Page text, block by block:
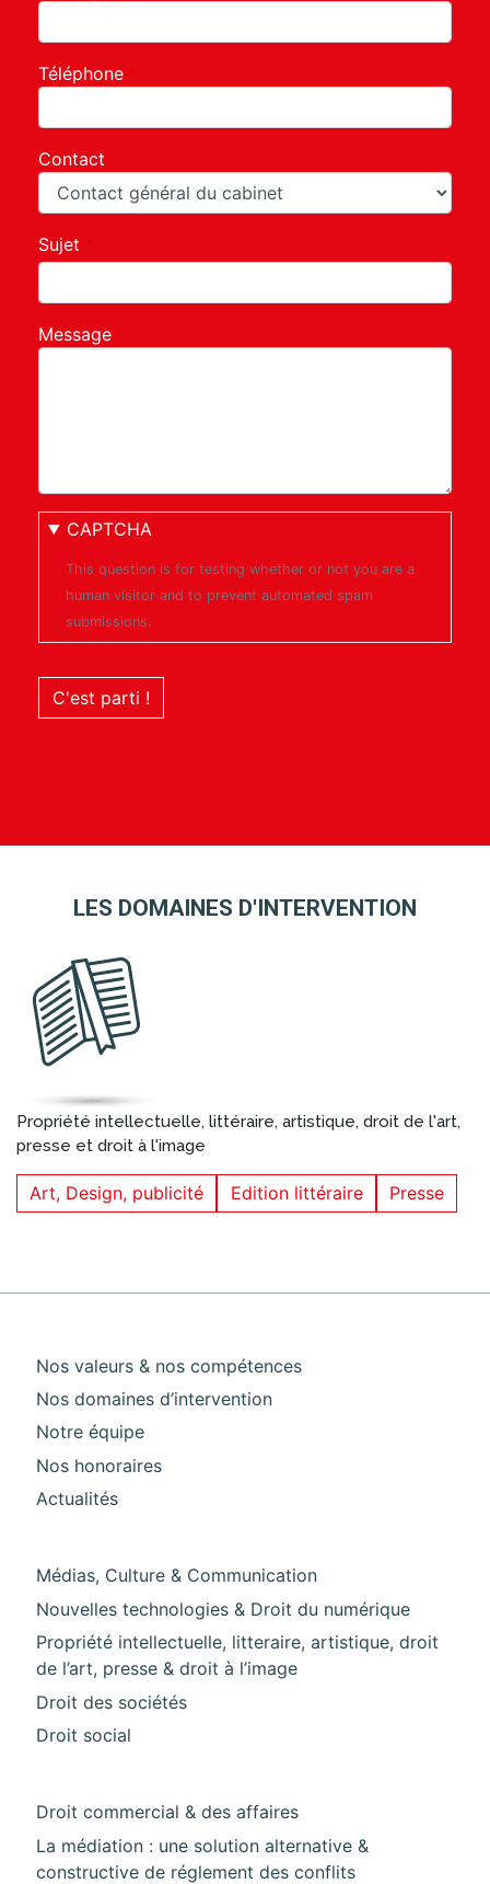
Téléphone
Contact
Sujet
Message
CAPTCHA
This question is for testing whether or not you are a
human visitor and to prevent automated spam
submissions.
C'est parti !
LES DOMAINES D'INTERVENTION
Propriété intellectuelle, littéraire, artistique, droit de l'art,
presse et droit à l'image
Art, Design, publicité Edition littéraire Presse
Pied de page 1
Nos valeurs & nos compétences
Nos domaines d’intervention
Notre équipe
Nos honoraires
Actualités
Pied de page 2
Médias, Culture & Communication
Nouvelles technologies & Droit du numérique
Propriété intellectuelle, litteraire, artistique, droit
de l’art, presse & droit à l’image
Droit des sociétés
Droit social
Pied de page 3
Droit commercial & des affaires
La médiation : une solution alternative &
constructive de réglement des conflits